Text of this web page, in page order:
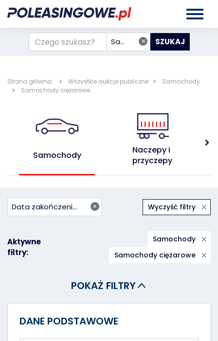
×
Samochody
Strona główna: Wszystkie aukcje publiczne
Samochody
Samochody ciężarowe
Samochody
Naczepy i
przyczepy
Wyczyść filtry
Aktywne
filtry:
Samochody
Samochody ciężarowe
×
Data zakończenia rosnąco
POKAŻ FILTRY
DANE PODSTAWOWE